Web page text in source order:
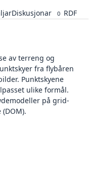
Diskusjonar 0 RDF
av terreng og
fra flybåren
Punktskyene
ulike formål.
på grid-